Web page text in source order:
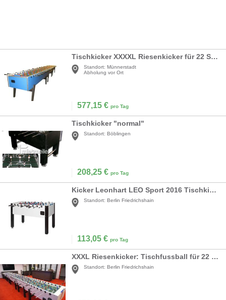
Tischkicker XXXXL Riesenkicker für 22 Spieler
Standort: Münnerstadt
Abholung vor Ort
577,15 € pro Tag
Tischkicker "normal"
Standort: Böblingen
208,25 € pro Tag
Kicker Leonhart LEO Sport 2016 Tischkicker
Standort: Berlin Friedrichshain
113,05 € pro Tag
XXXL Riesenkicker: Tischfussball für 22 Spieler
Standort: Berlin Friedrichshain